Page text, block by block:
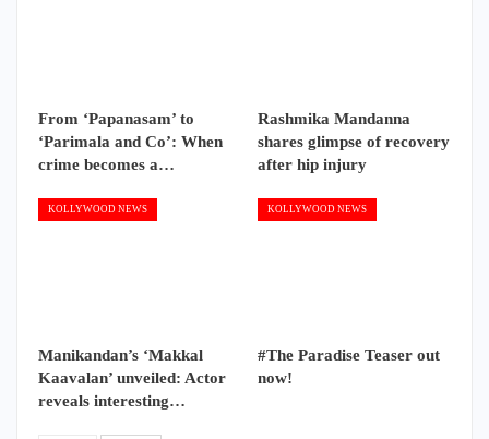
From ‘Papanasam’ to
‘Parimala and Co’: When
crime becomes a…
Rashmika Mandanna
shares glimpse of recovery
after hip injury
KOLLYWOOD NEWS
Manikandan’s ‘Makkal
Kaavalan’ unveiled: Actor
reveals interesting…
KOLLYWOOD NEWS
#The Paradise Teaser out
now!